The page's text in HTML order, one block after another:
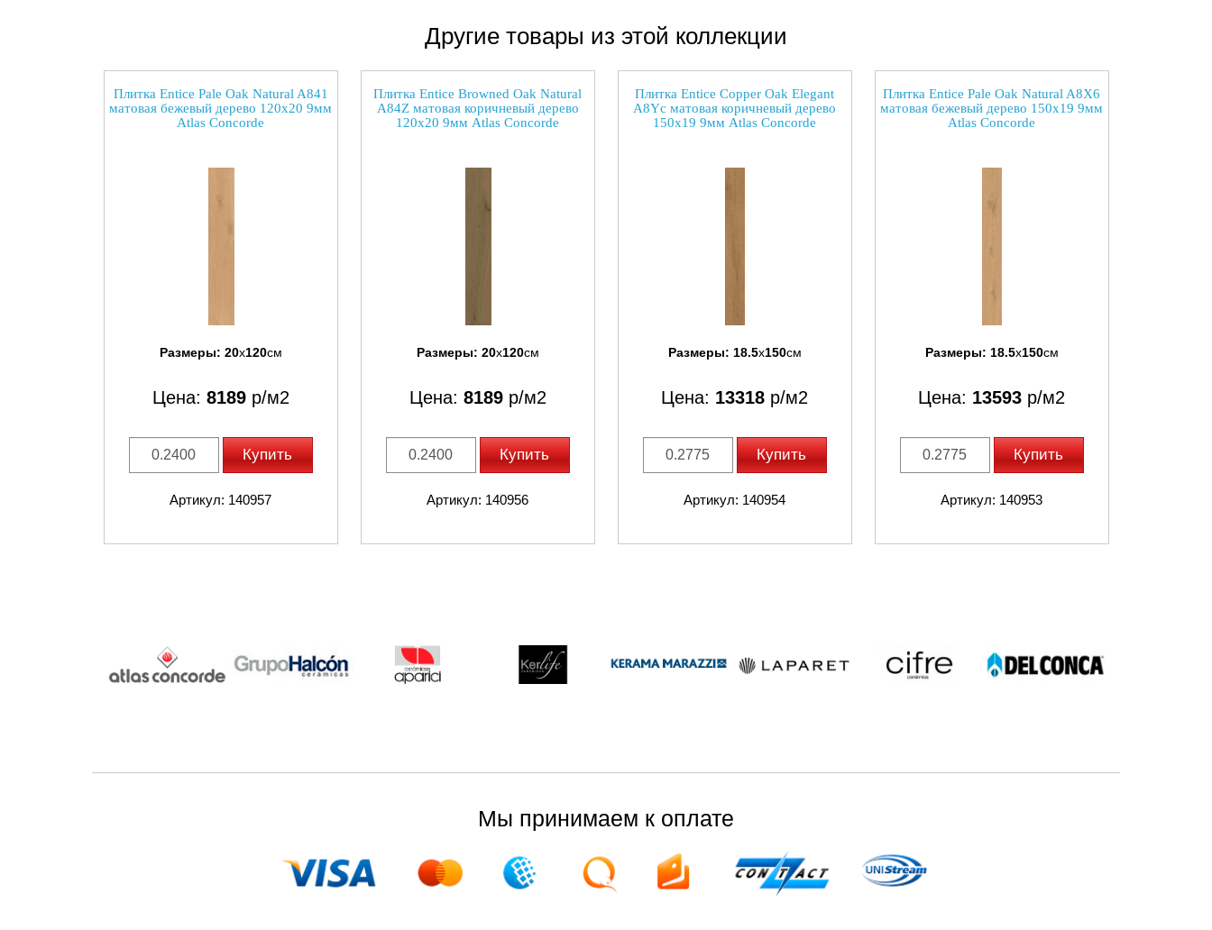
Другие товары из этой коллекции
Плитка Entice Pale Oak Natural A841
матовая бежевый дерево 120x20 9мм
Atlas Concorde
Размеры: 20x120см
Цена: 8189р/м2
Купить
Артикул: 140957
Плитка Entice Browned Oak Natural
A84Z матовая коричневый дерево
120x20 9мм Atlas Concorde
Размеры: 20x120см
Цена: 8189р/м2
Купить
Артикул: 140956
Плитка Entice Copper Oak Elegant
A8Yc матовая коричневый дерево
150x19 9мм Atlas Concorde
Размеры: 18.5x150см
Цена: 13318 р/м2
Купить
Артикул: 140954
Плитка Entice Pale Oak Natural A8X6
матовая бежевый дерево 150x19 9мм
Atlas Concorde
Размеры: 18.5x150см
Цена: 13593 р/м2
Купить
Артикул: 140953
Мы принимаем к оплате